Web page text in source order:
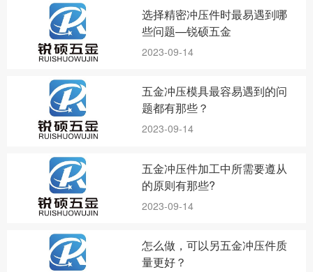
选择精密冲压件时最易遇到哪
些问题—锐硕五金
2023-09-14
五金冲压模具最容易遇到的问
题都有那些？
2023-09-14
五金冲压件加工中所需要遵从
的原则有那些?
2023-09-14
怎么做，可以另五金冲压件质
量更好？